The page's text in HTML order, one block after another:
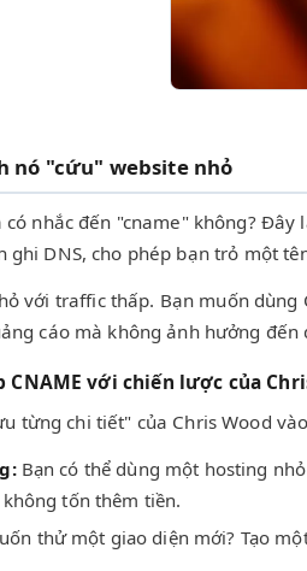
nó "cứu" website nhỏ
nhắc đến "cname" không?
ghi DNS, cho phép bạn trỏ một
với traffic thấp. Bạn muốn
cáo mà không ảnh hưởng
với chiến lược của
từng chi tiết" của Chris Wood
Bạn có thể dùng một hosting
tốn thêm tiền.
thử một giao diện mới? Tạo